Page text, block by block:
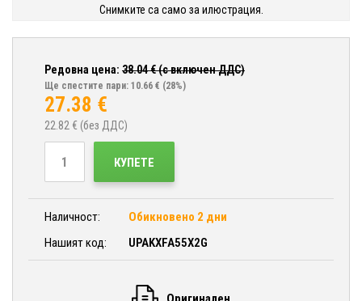
Снимките са само за илюстрация.
Редовна цена: 38.04€ (с включен ДДС)
Ще спестите пари: 10.66 € (28%)
27.38 €
22.82 € (без ДДС)
КУПЕТЕ
Наличност:
Обикновено 2 дни
Нашият код:
UPAKXFA55X2G